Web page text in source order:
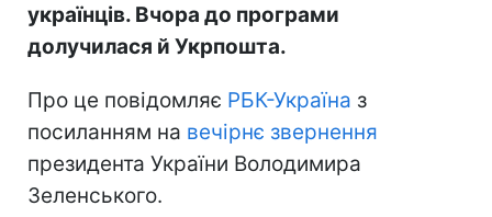
українців. Вчора до програми
долучилася й Укрпошта.
Про це повідомляє РБК-Україна з
посиланням на вечірнє звернення
президента України Володимира
Зеленського.